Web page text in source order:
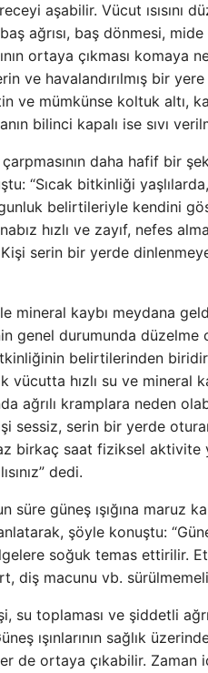
aşabilir. Vücut ısısını
baş ağrısı, baş dönmesi,
ortaya çıkması
ve havalandırılmış bir
ve mümkünse koltuk altı,
bilinci kapalı ise sıvı
daha hafif bir
“Sıcak bitkinliği
belirtileriyle kendini
hızlı ve zayıf, nefes
serin bir yerde
mineral kaybı meydana
genel durumunda düzelme
belirtilerinden
vücutta hızlı su ve mineral
ağrılı kramplara neden
sessiz, serin bir yerde
birkaç saat fiziksel aktivite
dedi.
süre güneş ışığına maruz
şöyle konuştu:
soğuk temas ettirilir.
diş macunu vb.
su toplaması ve şiddetli
ışınlarının sağlık
de ortaya çıkabilir.